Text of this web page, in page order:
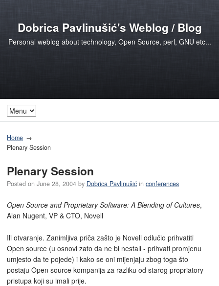
Dobrica Pavlinušić's Weblog / Blog
Personal weblog about technology, Open Source, perl, GNU etc...
Home
Plenary Session
Plenary Session
Posted on June 28, 2004 by Dobrica Pavlinušić in conferences
Open Source and Proprietary Software: A Blending of Cultures,
Alan Nugent, VP & CTO, Novell
Ili otvaranje. Zanimljiva priča zašto je Novell odlučio prihvatiti
Open source (u osnovi zato da ne bi nestali - prihvati promjenu
umjesto da te pojede) i kako se oni mijenjaju zbog toga što
postaju Open source kompanija za razliku od starog propriatory
pristupa koji su imali prije.